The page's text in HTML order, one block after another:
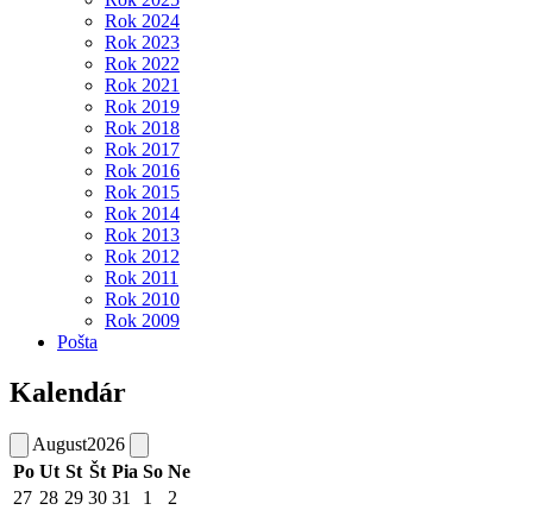
Rok 2024
Rok 2023
Rok 2022
Rok 2021
Rok 2019
Rok 2018
Rok 2017
Rok 2016
Rok 2015
Rok 2014
Rok 2013
Rok 2012
Rok 2011
Rok 2010
Rok 2009
Pošta
Kalendár
August2026
Po Ut St Št Pia So Ne
27 28 29 30 31 1
2